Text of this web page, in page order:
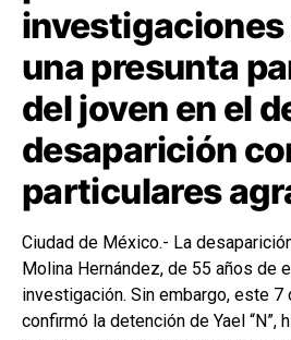
investigaciones
una presunta
del joven en el
desaparición
particulares
Ciudad de México.- La
Molina Hernández, de 55 años de
investigación. Sin embargo, este
confirmó la detención de Yael “N”,